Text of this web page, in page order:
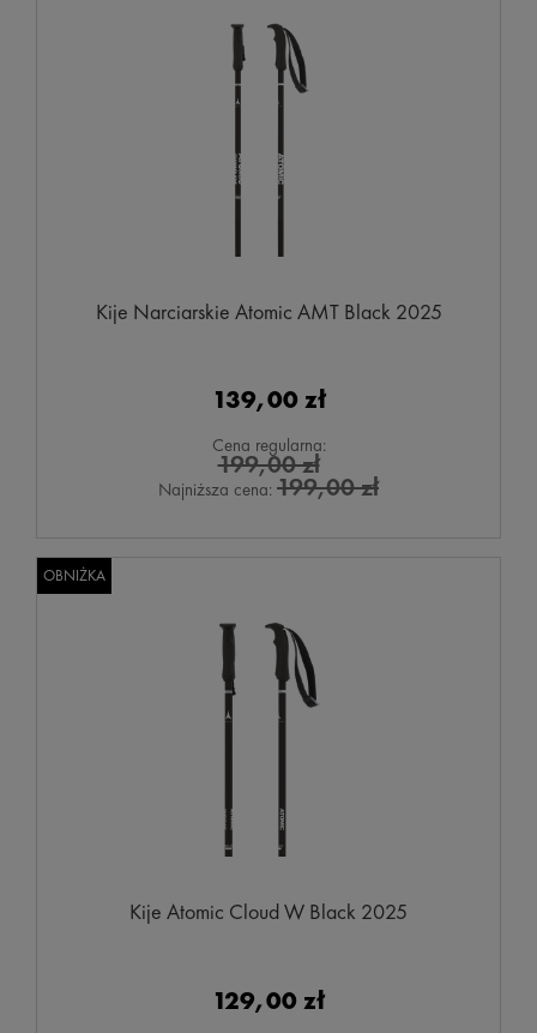
Kije Narciarskie Atomic AMT Black 2025
139,00 zł
Cena regularna:
199,00 zł
Najniższa cena: 199,00 zł
Kije Atomic Cloud W Black 2025
129,00 zł
OBNIŻKA